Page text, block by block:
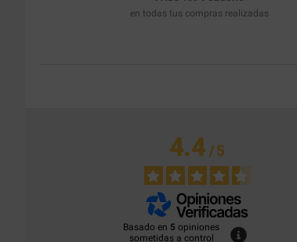
en todas tus compras realizadas
4.4/5
Basado en 5 opiniones
sometidas a control